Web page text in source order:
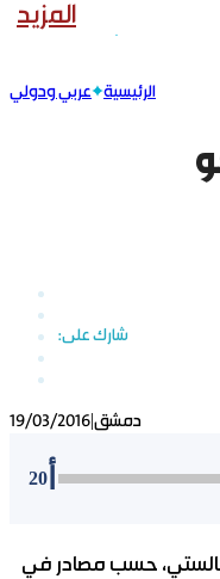
المزيد
الرئيسية عربي ودولي
19/03/2016|دمشق
20
حسب مصادر في